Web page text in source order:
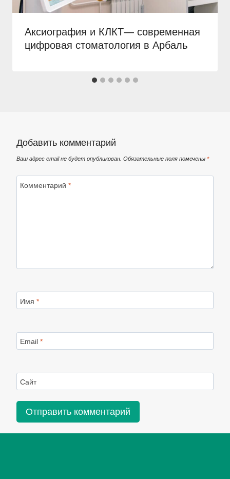
Аксиография и КЛКТ— современная
цифровая стоматология в Арбаль
Добавить комментарий
Ваш адрес email не будет опубликован. Обязательные поля помечены *
Комментарий *
Имя *
Email *
Сайт